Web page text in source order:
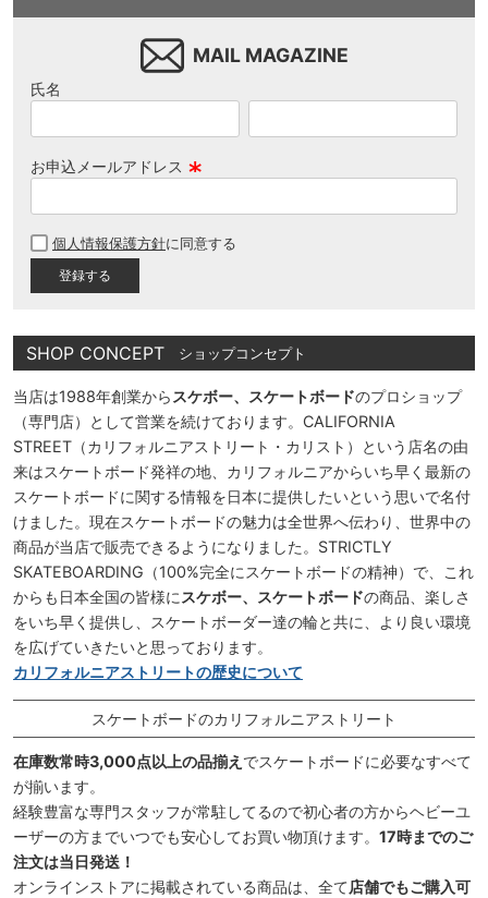
MAIL MAGAZINE
氏名
お申込メールアドレス
須
個人情報保護方針に同意する
SHOP CONCEPT ショップコンセプト
当店は1988年創業から スケボー、スケートボードのプロショップ
（専門店）として営業を続けております。CALIFORNIA
STREET（カリフォルニアストリート・カリスト）という店名の由
来はスケートボード発祥の地、カリフォルニアからいち早く最新の
スケートボードに関する情報を日本に提供したいという思いで名付
けました。現在スケートボードの魅力は全世界へ伝わり、世界中の
商品が当店で販売できるようになりました。STRICTLY
SKATEBOARDING（100%完全にスケートボードの精神）で、これ
からも日本全国の皆様に スケボー、スケートボードの商品、楽しさ
をいち早く提供し、スケートボーダー達の輪と共に、より良い環境
を広げていきたいと思っております。
カリフォルニアストリートの歴史について
スケートボードのカリフォルニアストリート
在庫数常時3,000点以上の品揃え でスケートボードに必要なすべて
が揃います。
経験豊富な専門スタッフが常駐してるので初心者の方からヘビーユ
ーザーの方までいつでも安心してお買い物頂けます。 17時までのご
注文は当日発送！
オンラインストアに掲載されている商品は、全て店舗でもご購入可